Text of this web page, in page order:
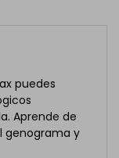
puedes
Aprende de
genograma y